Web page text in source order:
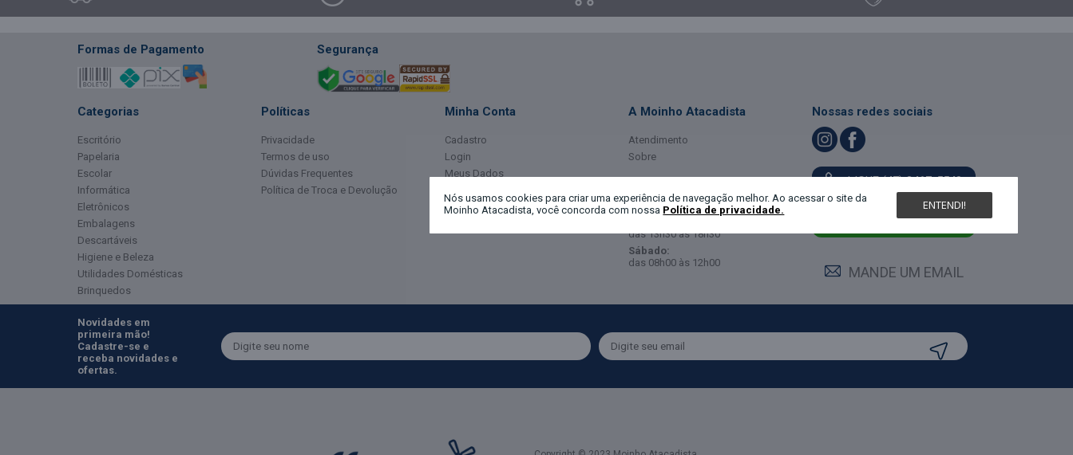
Nós usamos cookies para criar uma experiência de navegação melhor. Ao acessar o site da
Moinho Atacadista, você concorda com nossa Política de privacidade. ENTENDI!
Formas de Pagamento Segurança
Categorias
Escritório
Papelaria
Escolar
Informática
Eletrônicos
Embalagens
Descartáveis
Higiene e Beleza
Utilidades Domésticas
Brinquedos
Políticas
Privacidade
Termos de uso
Dúvidas Frequentes
Política de Troca e Devolução
Minha Conta
Cadastro
Login
Meus Dados
A Moinho Atacadista
Atendimento
Sobre
Horário de Atendimento
Segunda a Sexta-feira:
das 13h30 às 18h30
Sábado:
das 08h00 às 12h00
Nossas redes sociais
LIGUE (47) 3467-5540
MANDE UM EMAIL
Novidades em
primeira mão!
Cadastre-se e
receba novidades e
ofertas.